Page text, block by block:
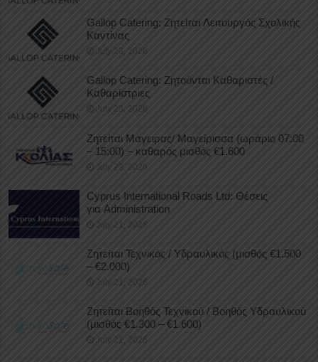
Gallop Catering: Ζητείται Λειτουργός Σχολικής
Καντίνας
July 23, 2026
Gallop Catering: Ζητούνται Καθαριστές /
Καθαρίστριες
July 23, 2026
Ζητείται Μάγειρας/ Μαγείρισσα (ωράριο 07:00
– 15:00) – καθαρός μισθός €1.600
July 23, 2026
Cyprus International Roads Ltd: Θέσεις
για Administration
July 21, 2026
Ζητείται Τεχνικός / Υδραυλικός (μισθός €1.500
– €2.000)
July 21, 2026
Ζητείται Βοηθός Τεχνικού / Βοηθός Υδραυλικού
(μισθός €1.300 – €1.600)
July 21, 2026